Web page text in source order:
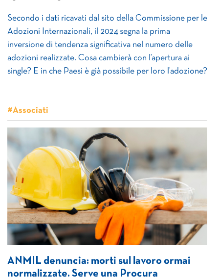
Secondo i dati ricavati dal sito della Commissione per le
Adozioni Internazionali, il 2024 segna la prima
inversione di tendenza significativa nel numero delle
adozioni realizzate. Cosa cambierà con l’apertura ai
single? E in che Paesi è già possibile per loro l’adozione?
#Associati
ANMIL denuncia: morti sul lavoro ormai
normalizzate. Serve una Procura